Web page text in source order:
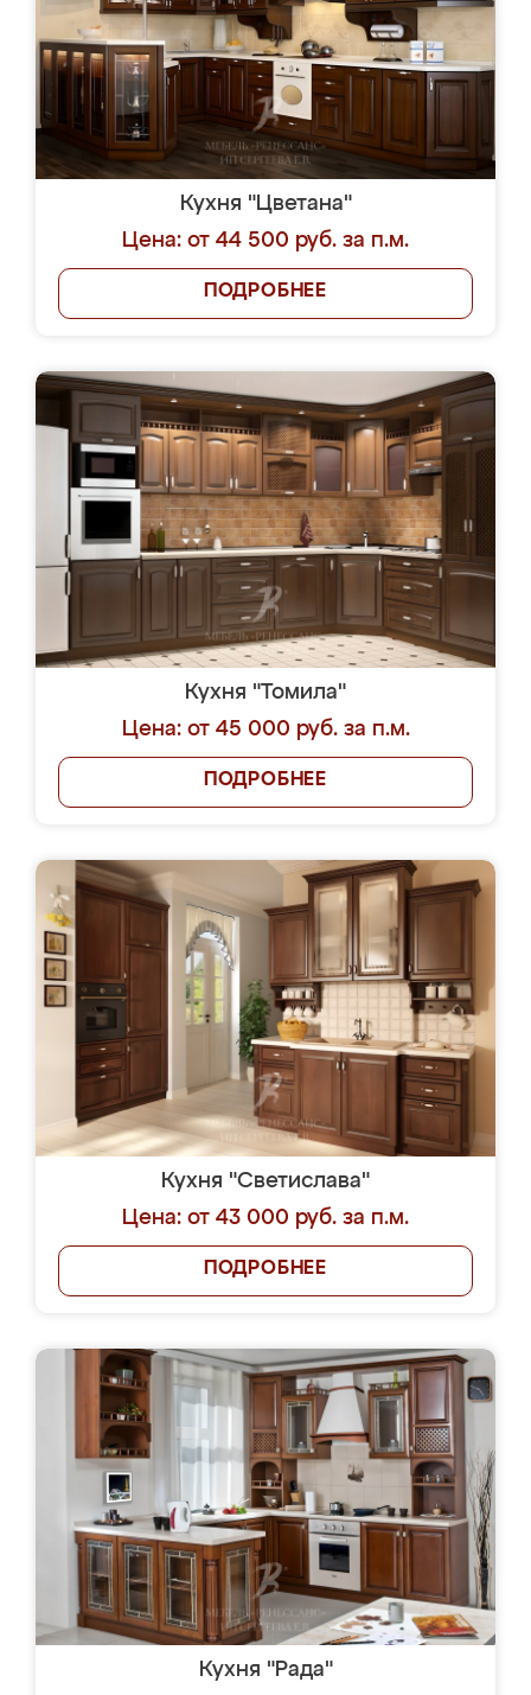
Кухня "Цветана"
Цена: от 44 500 руб. за п.м.
ПОДРОБНЕЕ
Кухня "Томила"
Цена: от 45 000 руб. за п.м.
ПОДРОБНЕЕ
Кухня "Светислава"
Цена: от 43 000 руб. за п.м.
ПОДРОБНЕЕ
Кухня "Рада"